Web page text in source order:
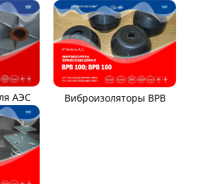
АЭС Виброизоляторы ВРВ